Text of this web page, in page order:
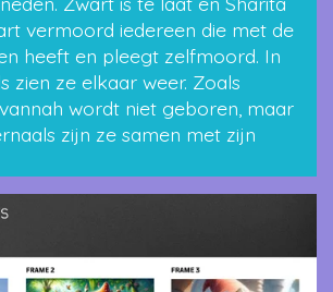
vermoord iedereen die met de
heeft en pleegt zelfmoord. In
zien ze elkaar weer. Zoals
wordt niet geboren, maar
zijn ze samen met zijn